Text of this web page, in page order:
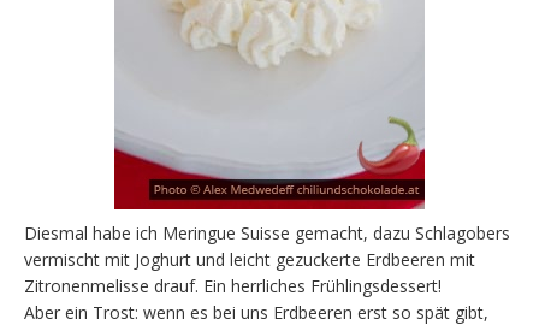
Diesmal habe ich Meringue Suisse gemacht, dazu Schlagobers
vermischt mit Joghurt und leicht gezuckerte Erdbeeren mit
Zitronenmelisse drauf. Ein herrliches Frühlingsdessert!
Aber ein Trost: wenn es bei uns Erdbeeren erst so spät gibt,